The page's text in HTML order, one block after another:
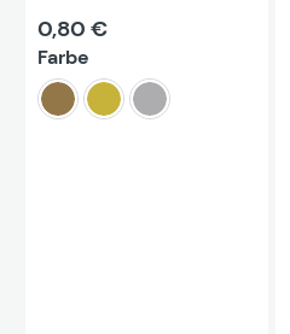
0,80 €
Farbe
bronzegold silber